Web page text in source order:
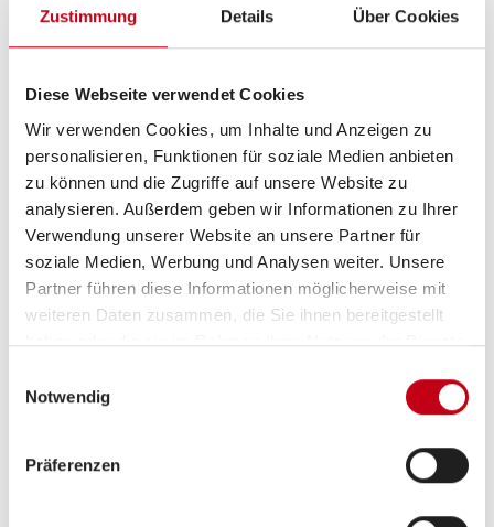
Zustimmung Details Über Cookies
Diese Webseite verwendet Cookies
Wir verwenden Cookies, um Inhalte und Anzeigen zu
personalisieren, Funktionen für soziale Medien anbieten
zu können und die Zugriffe auf unsere Website zu
analysieren. Außerdem geben wir Informationen zu Ihrer
Verwendung unserer Website an unsere Partner für
soziale Medien, Werbung und Analysen weiter. Unsere
Partner führen diese Informationen möglicherweise mit
weiteren Daten zusammen, die Sie ihnen bereitgestellt
haben oder die sie im Rahmen Ihrer Nutzung der Dienste
Notwendig
Präferenzen
Grundrissbeschreibung
Einzelbett ab 3 Schlafplätze
Schlafplätze 3
Sitzgruppe
Infrastruktur